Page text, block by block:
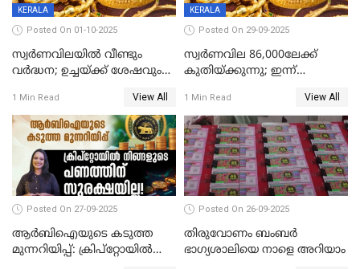
KERALA
Posted On 01-10-2025
സ്വർണവിലയിൽ വീണ്ടും
വർദ്ധന; ഉച്ചയ്ക്ക് ശേഷവും
കൂടിയത് പവന് 2,760 രൂപ
1 Min Read View All
KERALA
Posted On 29-09-2025
സ്വര്‍ണവില 86,000ലേക്ക്
കുതിയ്ക്കുന്നു; ഇന്ന്
1040 രൂപ
1 Min Read View All
Posted On 27-09-2025
ആർബിഐയുടെ കടുത്ത
മുന്നറിയിപ്പ്: ക്രിപ്റ്റോയിൽ
Posted On 26-09-2025
തിരുവോണം ബംബര്‍
ഭാഗ്യശാലിയെ നാളെ അറിയാം